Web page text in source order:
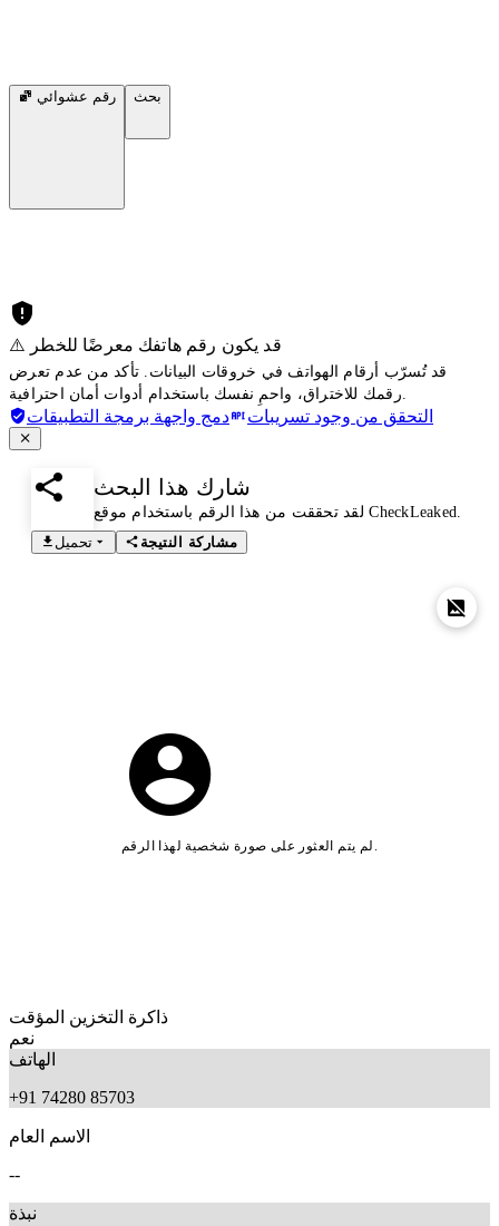
رقم عشوائي بحث
⚠️ قد يكون رقم هاتفك معرضًا للخطر
قد تُسرّب أرقام الهواتف في خروقات البيانات. تأكد من عدم تعرض
التحقق من وجود تسريبات دمج واجهة برمجة التطبيقات
شارك هذا البحث
لقد تحققت من هذا الرقم باستخدام موقع CheckLeaked.
تحميل
مشاركة النتيجة
لم يتم العثور على صورة شخصية لهذا الرقم.
ذاكرة التخزين المؤقت
نعم
الهاتف
+91 74280 85703
الاسم العام
--
نبذة